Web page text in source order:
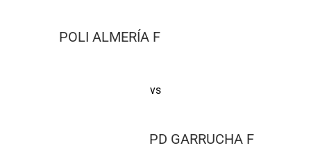
POLI ALMERÍA F
vs
PD GARRUCHA F